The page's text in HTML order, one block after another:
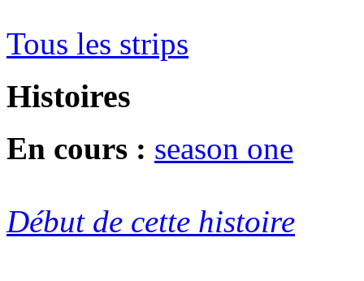
Tous les strips
Histoires
En cours : season one
Début de cette histoire